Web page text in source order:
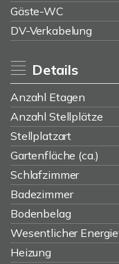
Gäste-WC
DV-Verkabelung
Details
Anzahl Etagen
Anzahl Stellplätze
Stellplatzart
Gartenfläche (ca.)
Schlafzimmer
Badezimmer
Bodenbelag
Wesentlicher
Heizung